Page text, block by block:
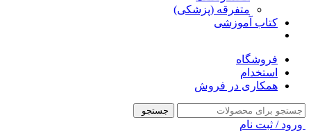
متفرقه (پزشکی)
کتاب آموزشی
فروشگاه
استخدام
همکاری در فروش
جستجو
ورود / ثبت نام